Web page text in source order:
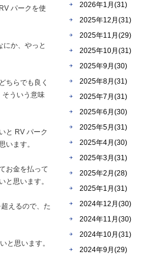
2026年1月(31)
2025年12月(31)
2025年11月(29)
2025年10月(31)
2025年9月(30)
2025年8月(31)
2025年7月(31)
2025年6月(30)
2025年5月(31)
2025年4月(30)
2025年3月(31)
2025年2月(28)
2025年1月(31)
2024年12月(30)
2024年11月(30)
2024年10月(31)
2024年9月(29)
パークを使
か、やっと
ちらでも良く
そういう意味
と RV パーク
います。
お金を払って
と思います。
えるので、た
と思います。